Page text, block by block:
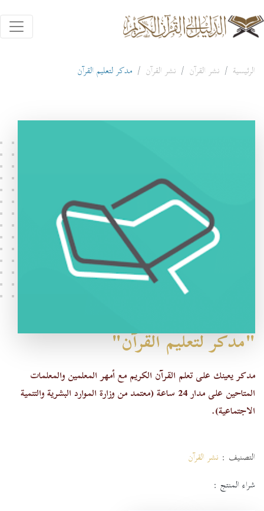
الرئيسية نشر القرآن نشر القرآن مدكر لتعليم القرآن
"مدكر لتعليم القرآن"
مدكر يعينك على تعلم القرآن الكريم مع أمهر المعلمين والمعلمات
المتاحين على مدار 24 ساعة (معتمد من وزارة الموارد البشرية والتنمية
الاجتماعية).
التصنيف : نشر القرآن
شراء المنتج :